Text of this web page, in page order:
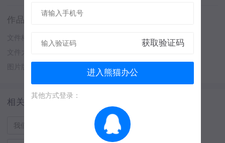
作品详情：
aep
After Effects
人物画像、字体及音频仅供参考
相关搜索
我们都是追梦人片头视频 我们都是追梦人歌词视频
进入熊猫办公
其他方式登录：